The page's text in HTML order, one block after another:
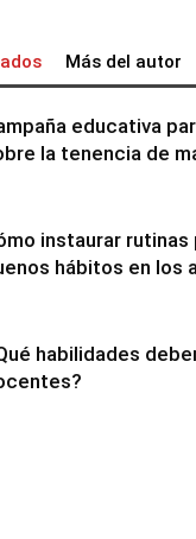
Más del autor
educativa
la tenencia de
instaurar rutinas
hábitos en los
habilidades